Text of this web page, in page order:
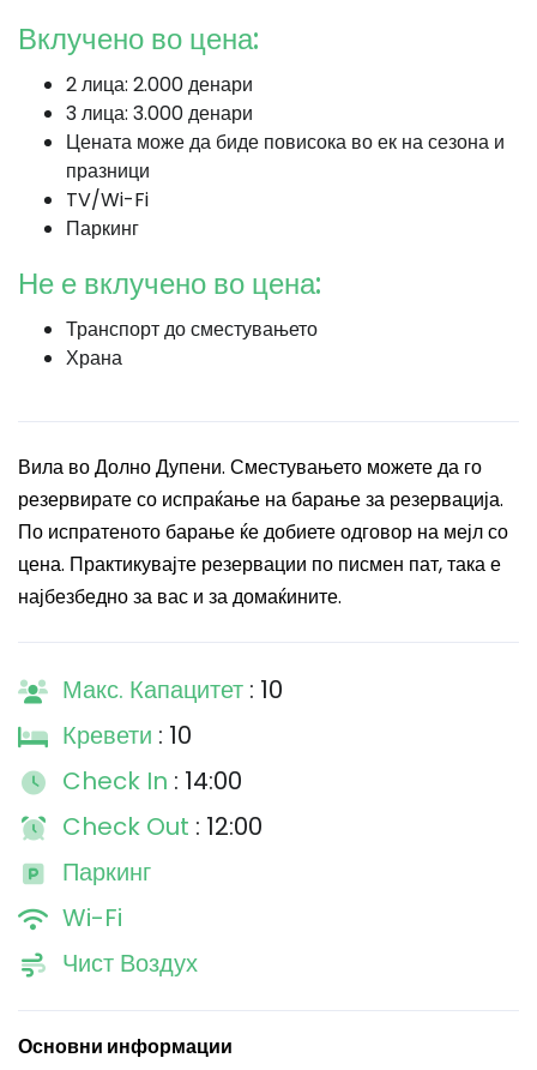
Вклучено во цена:
2 лица: 2.000 денари
3 лица: 3.000 денари
Цената може да биде повисока во ек на сезона и
празници
TV/Wi-Fi
Паркинг
Не е вклучено во цена:
Транспорт до сместувањето
Храна
Вила во Долно Дупени. Сместувањето можете да го
резервирате со испраќање на барање за резервација.
По испратеното барање ќе добиете одговор на мејл со
цена. Практикувајте резервации по писмен пат, така е
најбезбедно за вас и за домаќините.
Макс. Капацитет : 10
Кревети : 10
Check In : 14:00
Check Out : 12:00
Паркинг
Wi-Fi
Чист Воздух
Основни информации